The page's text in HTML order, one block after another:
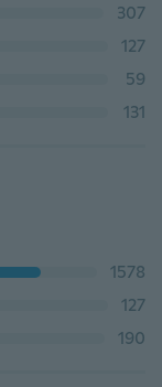
307
127
59
131
1578
127
190